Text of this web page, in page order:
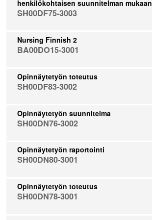
henkilökohtaisen suunnitelman mukaan
SH00DF75-3003
Nursing Finnish 2
BA00DO15-3001
Opinnäytetyön toteutus
SH00DF83-3002
Opinnäytetyön suunnitelma
SH00DN76-3002
Opinnäytetyön raportointi
SH00DN80-3001
Opinnäytetyön toteutus
SH00DN78-3001